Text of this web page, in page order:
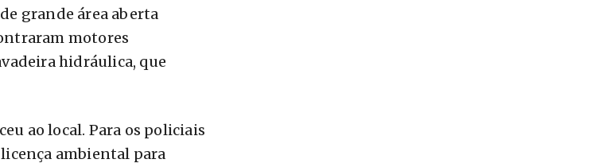
grande área aberta
motores
hidráulica, que
ao local. Para os policiais
ambiental para